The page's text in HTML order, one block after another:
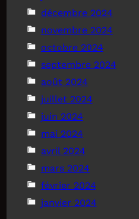
décembre 2024
novembre 2024
octobre 2024
septembre 2024
août 2024
juillet 2024
juin 2024
mai 2024
avril 2024
mars 2024
février 2024
janvier 2024